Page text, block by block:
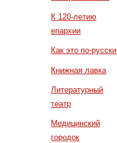
К 120-летию
епархии
Как это по-русски
Книжная лавка
Литературный
театр
Медицинский
городок